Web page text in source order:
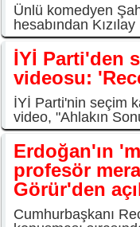
Ünlü komedyen
hesabından
İYİ Parti'den
videosu:
İYİ Parti'nin seçim
video, "Ahlakın
Erdoğan'ın
profesör
Görür'den
Cumhurbaşkanı